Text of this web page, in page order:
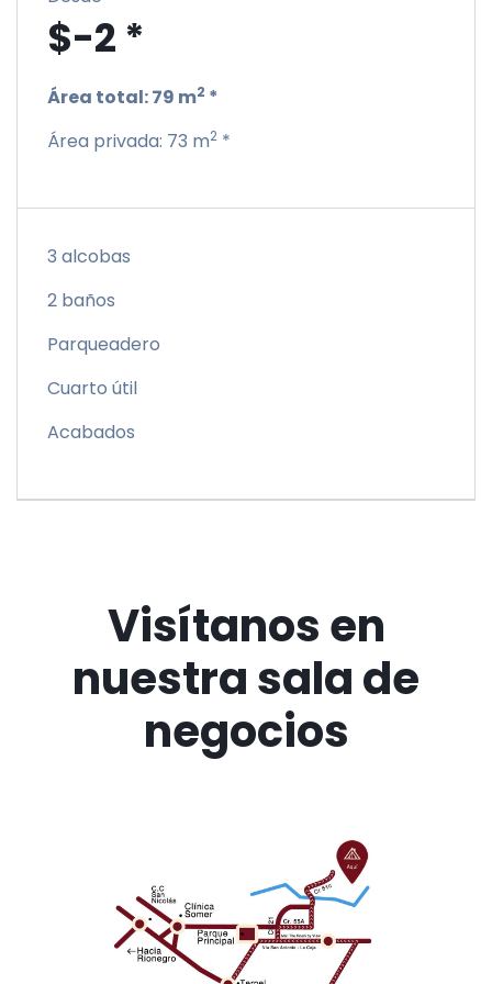
$-2 *
Área total:79 m2 *
Área privada: 73 m2 *
3 alcobas
2 baños
Parqueadero
Cuarto útil
Acabados
Visítanos en
nuestra sala de
negocios